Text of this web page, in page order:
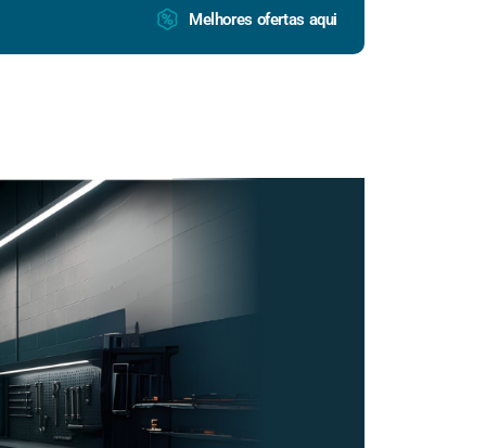
Melhores ofertas aqui